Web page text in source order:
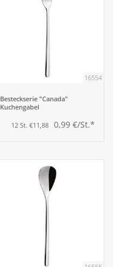
16554
Besteckserie "Canada"
Kuchengabel
12 St. €11,88 0,99 €/St.*